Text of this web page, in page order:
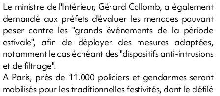
Le ministre de l'Intérieur, Gérard Collomb, a également
demandé aux préfets d'évaluer les menaces pouvant
peser contre les "grands événements de la période
estivale", afin de déployer des mesures adaptées,
notamment le cas échéant des "dispositifs anti-intrusions
et de filtrage".
A Paris, près de 11.000 policiers et gendarmes seront
mobilisés pour les traditionnelles festivités, dont le défilé